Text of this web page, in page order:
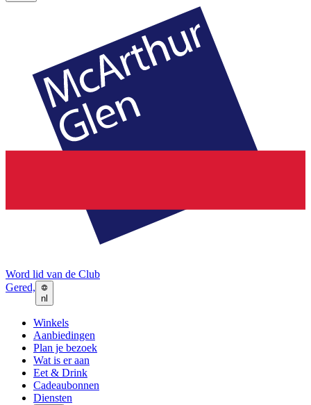
Word lid van de Club
Gered,
nl
Winkels
Aanbiedingen
Plan je bezoek
Wat is er aan
Eet & Drink
Cadeaubonnen
Diensten